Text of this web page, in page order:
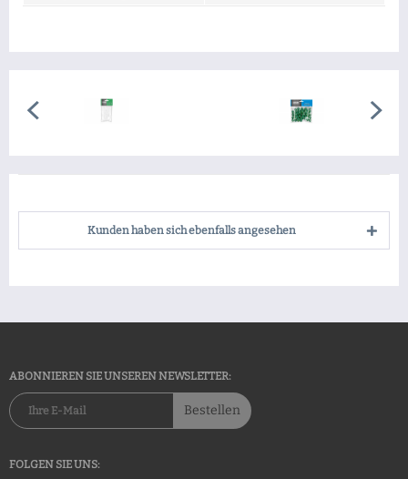
Kunden haben sich ebenfalls angesehen
ABONNIEREN SIE UNSEREN NEWSLETTER:
Bestellen
FOLGEN SIE UNS: